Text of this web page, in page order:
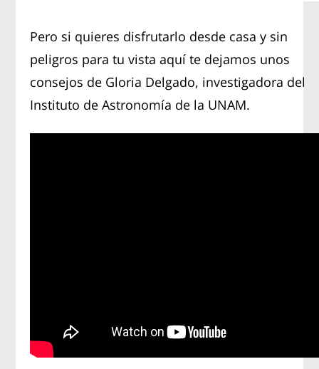
Pero si quieres disfrutarlo desde casa y sin
peligros para tu vista aquí te dejamos unos
consejos de Gloria Delgado, investigadora del
Instituto de Astronomía de la UNAM.